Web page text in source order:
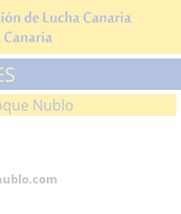
Nublo